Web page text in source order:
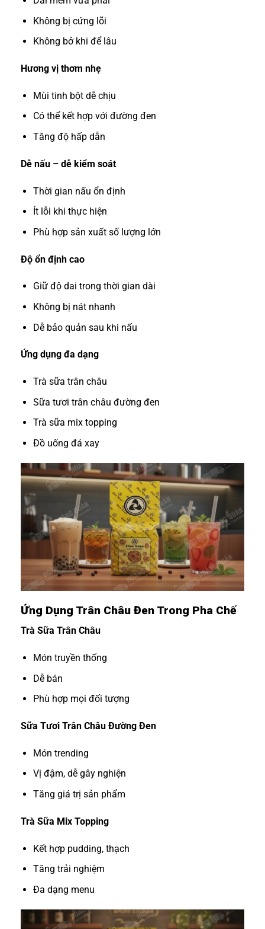
Không bị cứng lõi
Không bở khi để lâu
Hương vị thơm nhẹ
Mùi tinh bột dễ chịu
Có thể kết hợp với đường đen
Tăng độ hấp dẫn
Dễ nấu – dễ kiểm soát
Thời gian nấu ổn định
Ít lỗi khi thực hiện
Phù hợp sản xuất số lượng lớn
Độ ổn định cao
Giữ độ dai trong thời gian dài
Không bị nát nhanh
Dễ bảo quản sau khi nấu
Ứng dụng đa dạng
Trà sữa trân châu
Sữa tươi trân châu đường đen
Trà sữa mix topping
Đồ uống đá xay
Ứng Dụng Trân Châu Đen Trong Pha Chế
Trà Sữa Trân Châu
Món truyền thống
Dễ bán
Phù hợp mọi đối tượng
Sữa Tươi Trân Châu Đường Đen
Món trending
Vị đậm, dễ gây nghiện
Tăng giá trị sản phẩm
Trà Sữa Mix Topping
Kết hợp pudding, thạch
Tăng trải nghiệm
Đa dạng menu